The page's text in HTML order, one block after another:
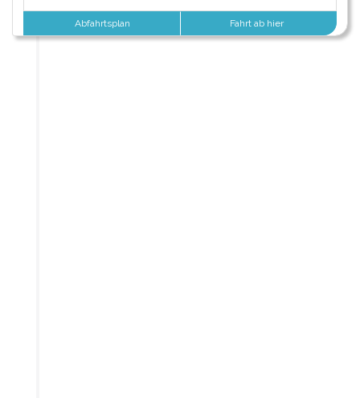
Abfahrtsplan Fahrt ab hier